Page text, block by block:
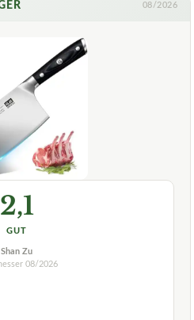
08/2026
2,1
GUT
Shan Zu
08/2026